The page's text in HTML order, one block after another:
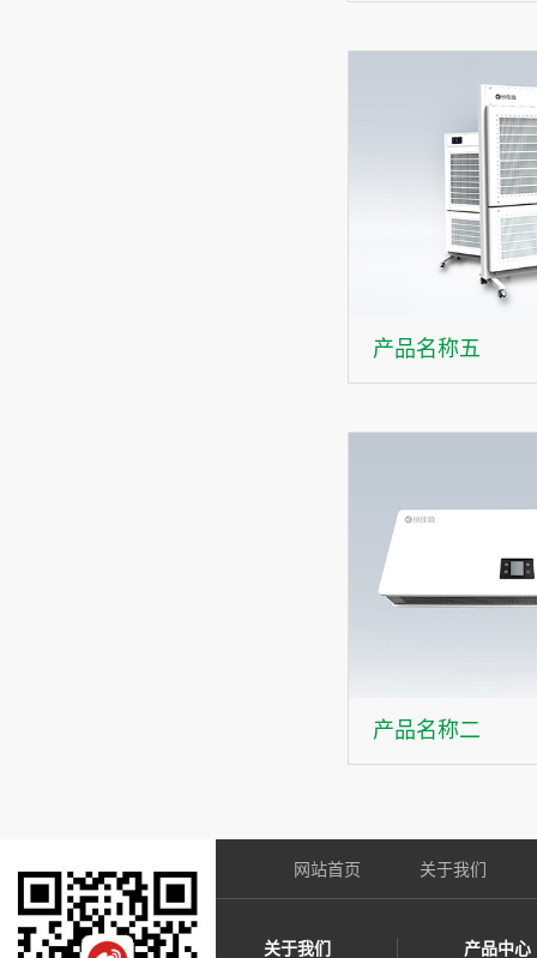
产品名称五
产品名称二
网站首页 关于我们
关于我们 产品中心